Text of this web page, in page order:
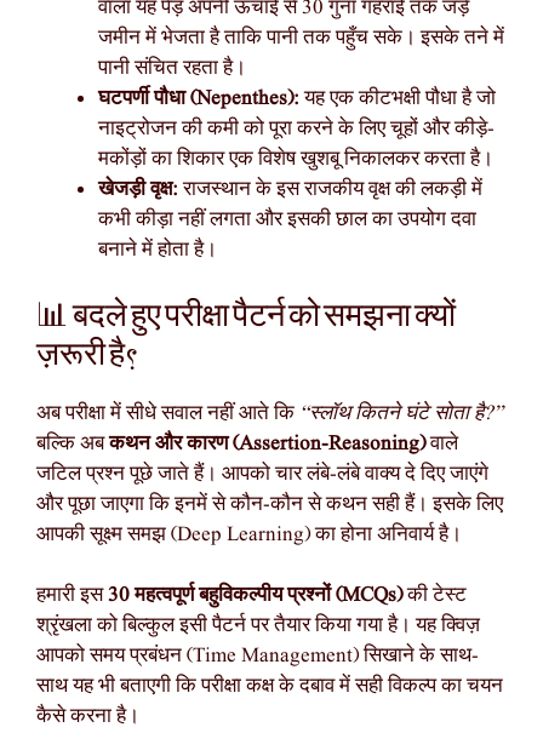
वाला यह पेड़ अपनी ऊँचाई से 30 गुना गहराई तक जड़ें
जमीन में भेजता है ताकि पानी तक पहुँच सके। इसके तने में
पानी संचित रहता है।
घटपर्णी पौधा (Nepenthes):यह एक कीटभक्षी पौधा है जो
नाइट्रोजन की कमी को पूरा करने के लिए चूहों और कीड़े-
मकोंड़ों का शिकार एक विशेष खुशबू निकालकर करता है।
खेजड़ी वृक्ष:राजस्थान के इस राजकीय वृक्ष की लकड़ी में
कभी कीड़ा नहीं लगता और इसकी छाल का उपयोग दवा
बनाने में होता है।
📊 बदले हुए परीक्षा पैटर्न को समझना क्यों
ज़रूरी है?
अब परीक्षा में सीधे सवाल नहीं आते कि “स्लॉथ कितने घंटे सोता है?”
बल्कि अबकथन और कारण (Assertion-Reasoning)वाले
जटिल प्रश्न पूछे जाते हैं। आपको चार लंबे-लंबे वाक्य दे दिए जाएंगे
और पूछा जाएगा कि इनमें से कौन-कौन से कथन सही हैं। इसके लिए
आपकी सूक्ष्म समझ (Deep Learning) का होना अनिवार्य है।
हमारी इस30 महत्वपूर्ण बहुविकल्पीय प्रश्नों (MCQs)की टेस्ट
श्रृंखला को बिल्कुल इसी पैटर्न पर तैयार किया गया है। यह क्विज़
आपको समय प्रबंधन (Time Management) सिखाने के साथ-
साथ यह भी बताएगी कि परीक्षा कक्ष के दबाव में सही विकल्प का चयन
कैसे करना है।